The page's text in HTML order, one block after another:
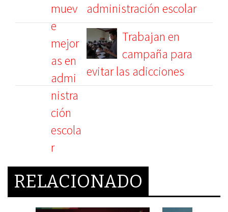
administración escolar
Trabajan en
campaña para
evitar las adicciones
RELACIONADO